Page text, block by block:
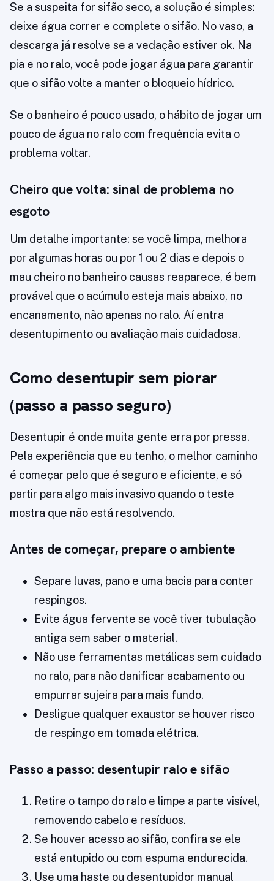
Se a suspeita for sifão seco, a solução é simples:
deixe água correr e complete o sifão. No vaso, a
descarga já resolve se a vedação estiver ok. Na
pia e no ralo, você pode jogar água para garantir
que o sifão volte a manter o bloqueio hídrico.
Se o banheiro é pouco usado, o hábito de jogar um
pouco de água no ralo com frequência evita o
problema voltar.
Cheiro que volta: sinal de problema no
esgoto
Um detalhe importante: se você limpa, melhora
por algumas horas ou por 1 ou 2 dias e depois o
mau cheiro no banheiro causas reaparece, é bem
provável que o acúmulo esteja mais abaixo, no
encanamento, não apenas no ralo. Aí entra
desentupimento ou avaliação mais cuidadosa.
Como desentupir sem piorar
(passo a passo seguro)
Desentupir é onde muita gente erra por pressa.
Pela experiência que eu tenho, o melhor caminho
é começar pelo que é seguro e eficiente, e só
partir para algo mais invasivo quando o teste
mostra que não está resolvendo.
Antes de começar, prepare o ambiente
Separe luvas, pano e uma bacia para conter
respingos.
Evite água fervente se você tiver tubulação
antiga sem saber o material.
Não use ferramentas metálicas sem cuidado
no ralo, para não danificar acabamento ou
empurrar sujeira para mais fundo.
Desligue qualquer exaustor se houver risco
de respingo em tomada elétrica.
Passo a passo: desentupir ralo e sifão
Retire o tampo do ralo e limpe a parte visível,
removendo cabelo e resíduos.
Se houver acesso ao sifão, confira se ele
está entupido ou com espuma endurecida.
Use uma haste ou desentupidor manual